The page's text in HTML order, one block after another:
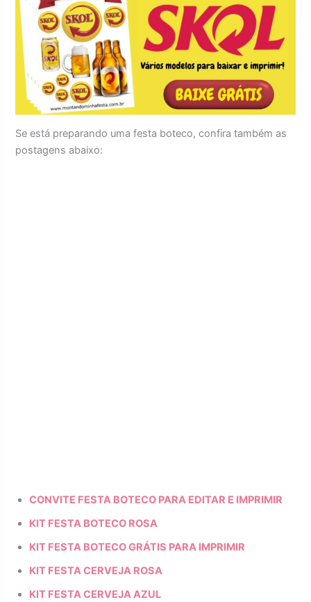
Se está preparando uma festa boteco, confira também as
postagens abaixo:
CONVITE FESTA BOTECO PARA EDITAR E IMPRIMIR
KIT FESTA BOTECO ROSA
KIT FESTA BOTECO GRÁTIS PARA IMPRIMIR
KIT FESTA CERVEJA ROSA
KIT FESTA CERVEJA AZUL